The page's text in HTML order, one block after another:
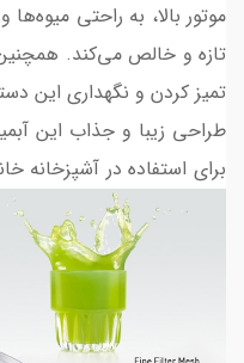
موتور بالا، به راحتی
تازه و خالص می‌کند.
تمیز کردن و نگهداری این
طراحی زیبا و جذاب این
برای استفاده در آشپزخانه